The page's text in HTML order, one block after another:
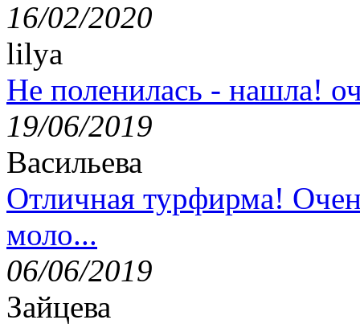
16/02/2020
lilya
Не поленилась - нашла!
19/06/2019
Васильева
Отличная турфирма!
моло...
06/06/2019
Зайцева